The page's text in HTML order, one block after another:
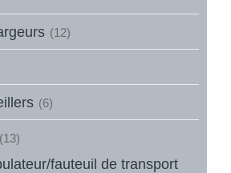
(12)
(6)
(13)
fauteuil de transport